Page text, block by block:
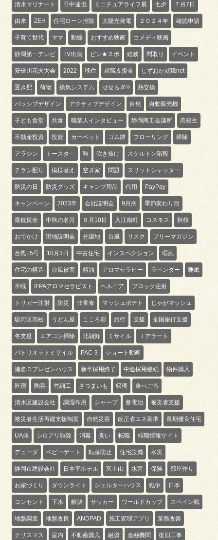
清水マリナート 田中達也 ミニチュアライフ展 七夕 ７月7日
由来 ZEH 住宅ローン控除 太陽光発電 ２０２４年 確認申請
子育て世代 ママ 動線 おすすめ映画 コメディ映画
静岡第一テレビ TV出演 ピン★スポ 総務 間取り イベント
安倍川花火大会 2022 移住 就職支援金 しずおか就職net
置き配 荷物 換気システム せせらぎ® 熱交換
パッシブデザイン アクティブデザイン 自然 自動販売機
子ども食堂 共食 職業人インタビュー 静岡商工会議所 高校生
不動産投資 投資 カーペット ゴム跡 フローリング 掃除
アラジン トースタ― 秋 吹き抜け スケルトン階段
チラシ配り 模様替え 空き家 問題 スリットシャッター
防災の日 防災グッズ キャンプ用品 代用 PayPay
キャンペーン 2023卒 会社説明会 9月病 季節変わり目
最低賃金 中秋の名月 ９月10日 入江南町 コスモス 秋桜
おでかけ 現地説明会 分譲地 台風 リスク フリーマガジン
台風15号 10月3日 中古住宅 インスペクション 瑕疵
住宅の構造 台風被害 精油 アロマセラピー ラベンダー 睡眠
不眠 IFPAアロマセラピスト ヘルニア ブロック注射
トリガー注射 防災 非常食 マッシュポテト じゃがマッシュ
駿河区高松 うどん屋 こころ彩 旅行 支援 全国旅行支援
冬支度 エアコン掃除 北朝鮮 ミサイル Ｊアラート
パトリオットミサイル PAC-3 ショート動画
瀬名Ｃプレゼンハウス 新卒採用終了 中途採用継続 物件購入
匠宿 陶芸 竹細工 さつまいも 収穫 食べごろ
清水区建設会社 調湿作用 シャープ 蓄電池 被災者支援
被災者生活再建支援制度 自然災害 改正省エネ基準 長期優良住宅
UA値 シロアリ駆除 消毒 臭い 転職 転職情報サイト
デューダ ベビーゲート 転落防止 住宅設備 水災
静岡市建設会社 日本平ホテル 富士山 水害 保険 部屋作り
お家づくり ダウンライト シェルターハウス 戦争 日本
コンセント 下水 解決 サッカー ワールドカップ スペイン戦
地盤調査 地盤改良 ANDPAD 施工管理アプリ 業務改善
クリスマス 室内 不動産購入 融資 金融機関 復旧工事